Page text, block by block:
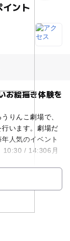
イント
お絵描き体験を
りんこ劇場で、
います。劇場だ
人気のイベント
10:30 / 14:306月